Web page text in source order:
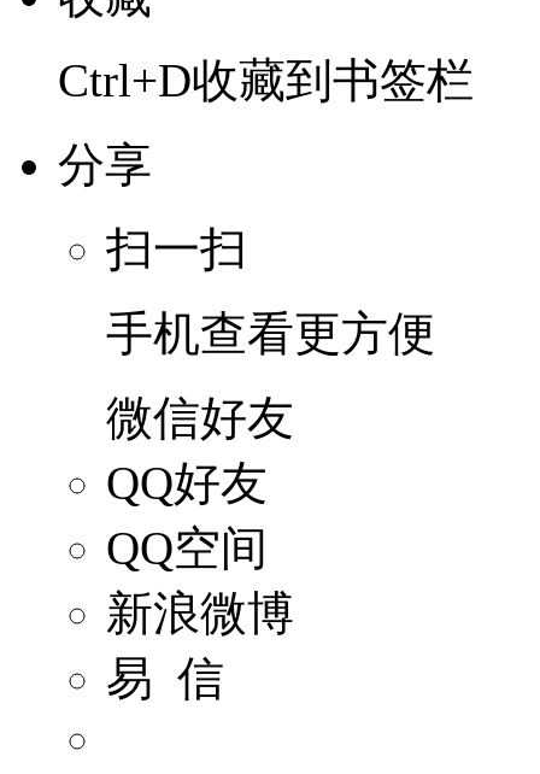
Ctrl+D收藏到书签栏
分享
扫一扫
手机查看更方便
微信好友
QQ好友
QQ空间
新浪微博
易 信